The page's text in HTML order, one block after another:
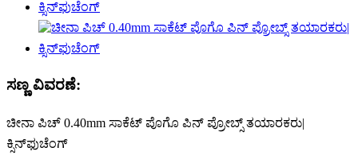
ಸಣ್ಣ ವಿವರಣೆ:
ಚೀನಾ ಪಿಚ್ 0.40mm ಸಾಕೆಟ್ ಪೊಗೊ ಪಿನ್ ಪ್ರೋಬ್ಸ್ ತಯಾರಕರು|
ಕ್ಸಿನ್‌ಫುಚೆಂಗ್